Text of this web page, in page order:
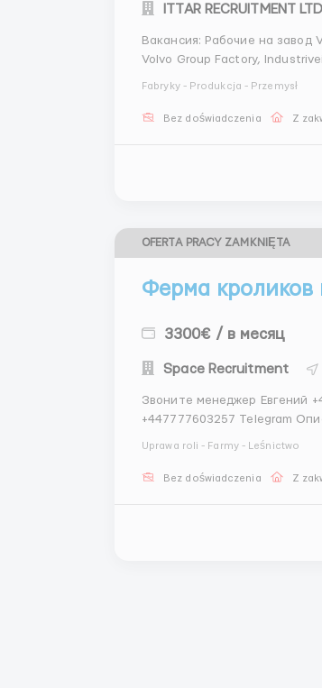
ITTAR RECRUITMENT
Вакансия: Рабочие на завод Volvo в Норвегии
Volvo Group Factory, Industriveien 45, 7037 Тронхейм
Fabryky - Produkcja - Przemysł
Bez doświadczenia Z
OFERTA PRACY ZAMKNIĘTA
Ферма кроликов
3300€ / в месяц
Space Recruitment
Звоните менеджер Евгений
+447777603257 Telegram Описание вакансии Норвегия (Осло,Тронхейм,Сандефьорде и
Uprawa roli - Farmy - Leśnictwo
Bez doświadczenia Z